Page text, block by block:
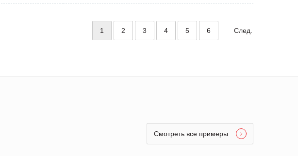
1 2 3 4 5 6 След.
Смотреть все примеры